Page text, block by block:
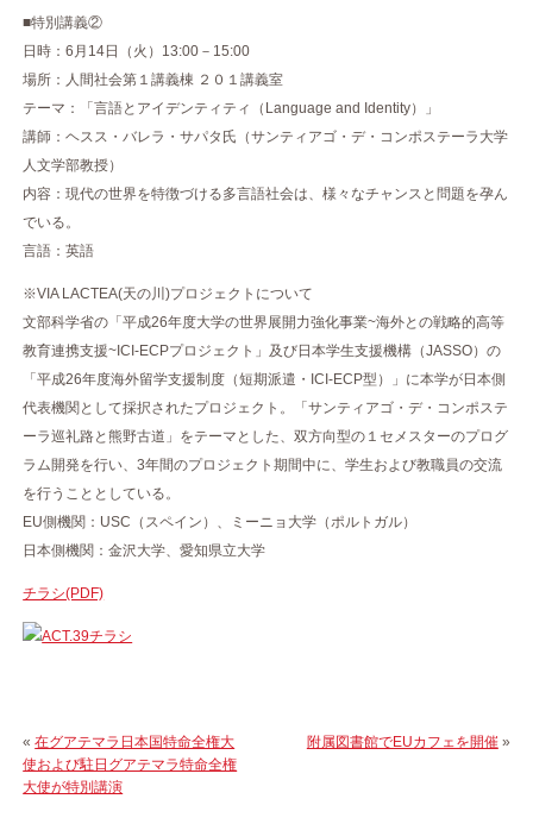
■特別講義②
日時：6月14日（火）13:00－15:00
場所：人間社会第１講義棟 ２０１講義室
テーマ：「言語とアイデンティティ（Language and Identity）」
講師：ヘスス・バレラ・サパタ氏（サンティアゴ・デ・コンポステーラ大学
人文学部教授）
内容：現代の世界を特徴づける多言語社会は、様々なチャンスと問題を孕ん
でいる。
言語：英語
※VIA LACTEA(天の川)プロジェクトについて
文部科学省の「平成26年度大学の世界展開力強化事業~海外との戦略的高等
教育連携支援~ICI-ECPプロジェクト」及び日本学生支援機構（JASSO）の
「平成26年度海外留学支援制度（短期派遣・ICI-ECP型）」に本学が日本側
代表機関として採択されたプロジェクト。「サンティアゴ・デ・コンポステ
ーラ巡礼路と熊野古道」をテーマとした、双方向型の１セメスターのプログ
ラム開発を行い、3年間のプロジェクト期間中に、学生および教職員の交流
を行うこととしている。
EU側機関：USC（スペイン）、ミーニョ大学（ポルトガル）
日本側機関：金沢大学、愛知県立大学
チラシ(PDF)
«在グアテマラ日本国特命全権大
使および駐日グアテマラ特命全権
大使が特別講演
附属図書館でEUカフェを開催»